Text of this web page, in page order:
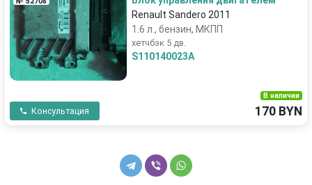
Renault Sandero 2011
1.6 л., бензин, МКПП
хетчбэк 5 дв.
S110140023A
Консультация
В наличии
170 BYN